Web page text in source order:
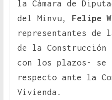
la Cámara de
del Minvu, Felipe
representantes de
de la Construcción
con los plazos-
respecto ante la
Vivienda.